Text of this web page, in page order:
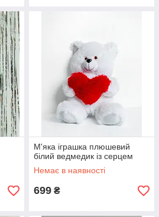
М'яка іграшка плюшевий
білий ведмедик із серцем
Немає в наявності
699 ₴